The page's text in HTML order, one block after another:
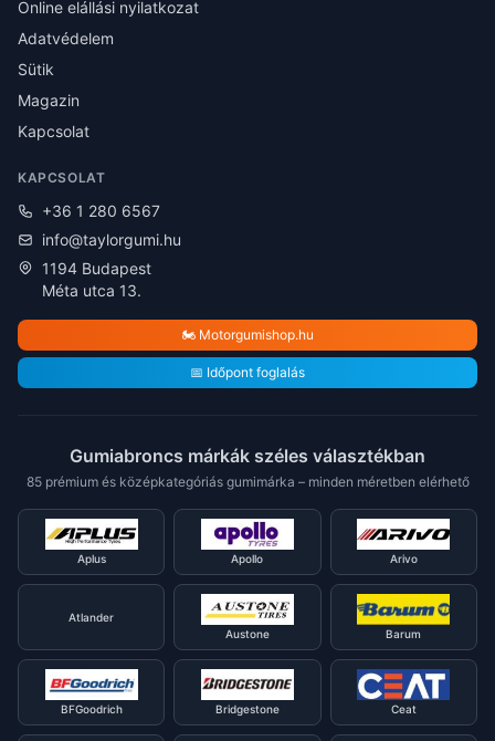
Online elállási nyilatkozat
Adatvédelem
Sütik
Magazin
Kapcsolat
KAPCSOLAT
+36 1 280 6567
info@taylorgumi.hu
1194 Budapest
Méta utca 13.
🏍️ Motorgumishop.hu
📅 Időpont foglalás
Gumiabroncs márkák széles választékban
85 prémium és középkategóriás gumimárka – minden méretben elérhető
Aplus Apollo Arivo
Atlander
Austone
Barum
BFGoodrich Bridgestone Ceat